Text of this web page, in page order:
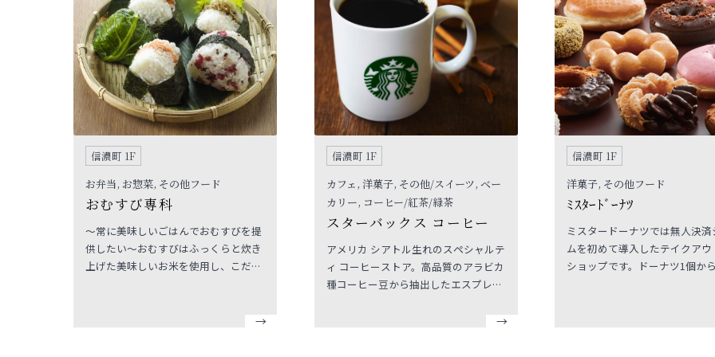
信濃町 1F
お弁当, お惣菜, その他フード
おむすび専科
～常に美味しいごはんでおむすびを提
供したい～おむすびはふっくらと炊き
上げた美味しいお米を使用し、こだわ
味しい具材が溢れ出す美味しいおむす
信濃町 1F
カフェ, 洋菓子, その他/スイーツ, ベー
カリー, コーヒー/紅茶/緑茶
スターバックス コーヒー
アメリカ シアトル生れのスペシャルテ
ィ コーヒーストア。高品質のアラビカ
種コーヒー豆から抽出したエスプレッ
クやペストリー、サンドイッチをお楽
信濃町 1F
洋菓子, その他フード
ﾐｽﾀｰﾄﾞｰﾅﾂ
ミスタードーナツでは無人決
ムを初めて導入したテイクア
ショップです。ドーナツ1個か